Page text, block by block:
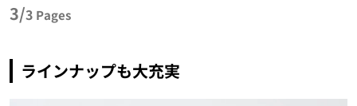
3/3 Pages
ラインナップも大充実